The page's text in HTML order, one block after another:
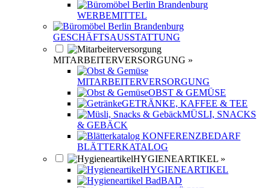
WERBEMITTEL
GESCHÄFTSAUSSTATTUNG
MITARBEITERVERSORGUNG »
MITARBEITERVERSORGUNG
OBST & GEMÜSE
GETRÄNKE, KAFFEE & TEE
MÜSLI, SNACKS
& GEBÄCK
BLÄTTERKATALOG
HYGIENEARTIKEL »
HYGIENEARTIKEL
BAD